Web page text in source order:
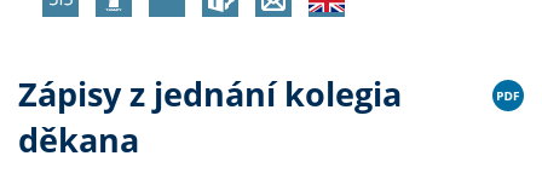
Zápisy z jednání kolegia
děkana